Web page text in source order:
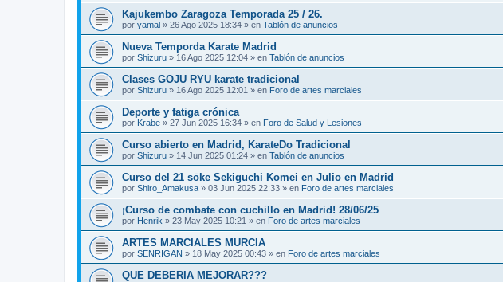
Kajukembo Zaragoza Temporada 25 / 26.
por yamal » 26 Ago 2025 18:34 » en Tablón de anuncios
Nueva Temporda Karate Madrid
por Shizuru » 16 Ago 2025 12:04 » en Tablón de anuncios
Clases GOJU RYU karate tradicional
por Shizuru » 16 Ago 2025 12:01 » en Foro de artes marciales
Deporte y fatiga crónica
por Krabe » 27 Jun 2025 16:34 » en Foro de Salud y Lesiones
Curso abierto en Madrid, KarateDo Tradicional
por Shizuru » 14 Jun 2025 01:24 » en Tablón de anuncios
Curso del 21 sōke Sekiguchi Komei en Julio en Madrid
por Shiro_Amakusa » 03 Jun 2025 22:33 » en Foro de artes marciales
¡Curso de combate con cuchillo en Madrid! 28/06/25
por Henrik » 23 May 2025 10:21 » en Foro de artes marciales
ARTES MARCIALES MURCIA
por SENRIGAN » 18 May 2025 00:43 » en Foro de artes marciales
QUE DEBERIA MEJORAR???